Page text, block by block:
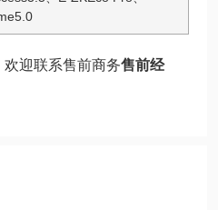
欢迎联系售前商务售前经